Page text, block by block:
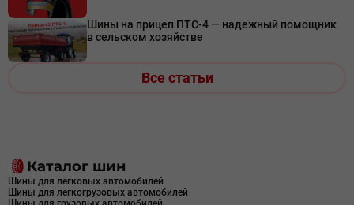
Шины на прицеп ПТС-4 — надежный помощник
в сельском хозяйстве
Все статьи
Каталог шин
Шины для легковых автомобилей
Шины для легкогрузовых автомобилей